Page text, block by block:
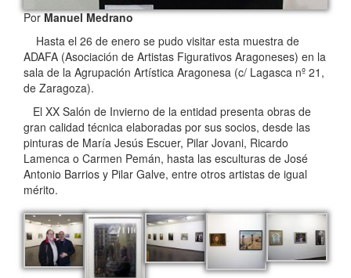
PorManuel Medrano
Hasta el 26 de enero se pudo visitar esta muestra de
ADAFA (Asociación de Artistas Figurativos Aragoneses) en la
sala de la Agrupación Artística Aragonesa (c/ Lagasca nº 21,
de Zaragoza).
El XX Salón de Invierno de la entidad presenta obras de
gran calidad técnica elaboradas por sus socios, desde las
pinturas de María Jesús Escuer, Pilar Jovani, Ricardo
Lamenca o Carmen Pemán, hasta las esculturas de José
Antonio Barrios y Pilar Galve, entre otros artistas de igual
mérito.